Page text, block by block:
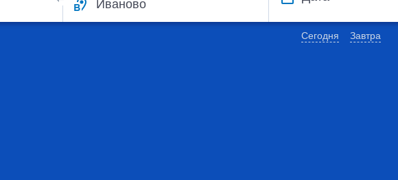
Сегодня Завтра